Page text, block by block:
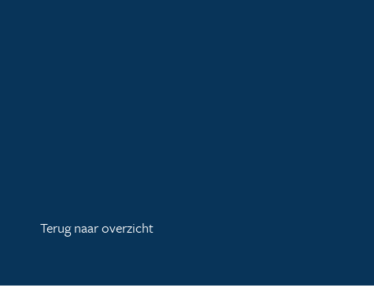
Terug naar overzicht